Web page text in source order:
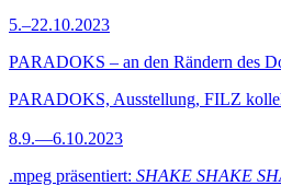
5.–22.10.2023
PARADOKS – an den Rändern des
PARADOKS, Ausstellung, FILZ
8.9.—6.10.2023
.mpeg präsentiert: SHAKE SHAKE